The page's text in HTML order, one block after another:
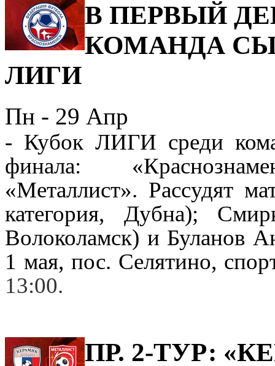
В ПЕРВЫЙ
КОМАНДА
ЛИГИ
Пн - 29 Апр
- Кубок ЛИГИ среди
финала:
«Металлист». Рассудят
категория, Дубна);
Волоколамск) и Буланов
1 мая, пос. Селятино,
13:00.
ПР. 2-ТУР: